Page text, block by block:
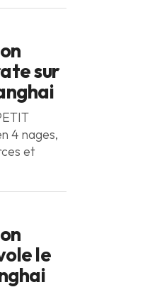
sur
4 nages,
et
le